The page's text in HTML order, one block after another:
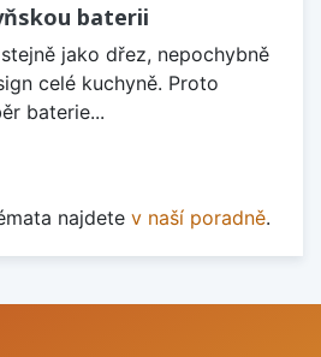
baterii
jako dřez, nepochybně
celé kuchyně. Proto
baterie...
najdete v naší poradně.